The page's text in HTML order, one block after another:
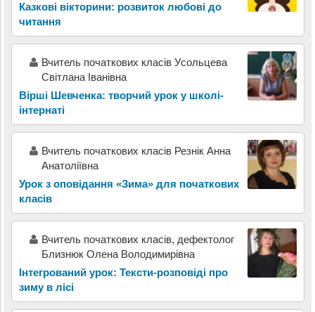
Казкові вікторини: розвиток любові до
читання
Вчитель початкових класів Усольцева
Світлана Іванівна
Вірші Шевченка: творчий урок у школі-
інтернаті
Вчитель початкових класів Резнік Анна
Анатоліївна
Урок з оповідання «Зима» для початкових
класів
Вчитель початкових класів, дефектолог
Близнюк Олена Володимирівна
Інтегрований урок: Тексти-розповіді про
зиму в лісі